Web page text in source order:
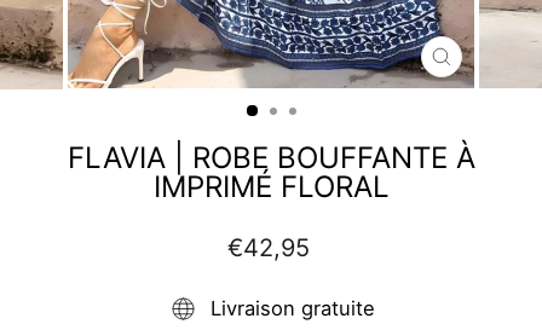
FERMER
(ESC)
FLAVIA | ROBE BOUFFANTE À
IMPRIMÉ FLORAL
Prix
régulier
€42,95
Livraison gratuite